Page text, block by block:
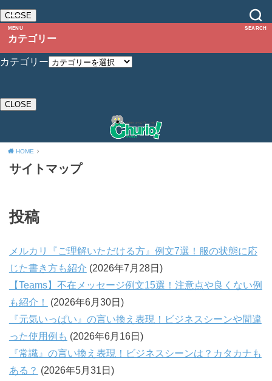
MENU
CLOSE
カテゴリー
カテゴリー
CLOSE
SEARCH
HOME
サイトマップ
投稿
メルカリ『ご理解いただける方』例文7選！服の状態に応
じた書き方も紹介 (2026年7月28日)
【Teams】不在メッセージ例文15選！注意点や良くない例
も紹介！
(2026年6月30日)
『元気いっぱい』の言い換え表現！ビジネスシーンや間違
った使用例も (2026年6月16日)
『常識』の言い換え表現！ビジネスシーンは？カタカナも
ある？ (2026年5月31日)